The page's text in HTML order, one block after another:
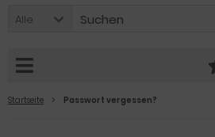
Alle
Startseite Passwort vergessen?